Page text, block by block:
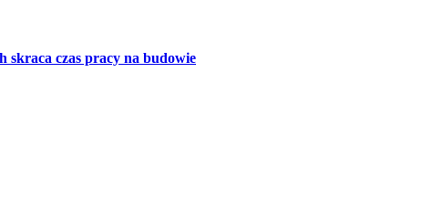
skraca czas pracy na budowie